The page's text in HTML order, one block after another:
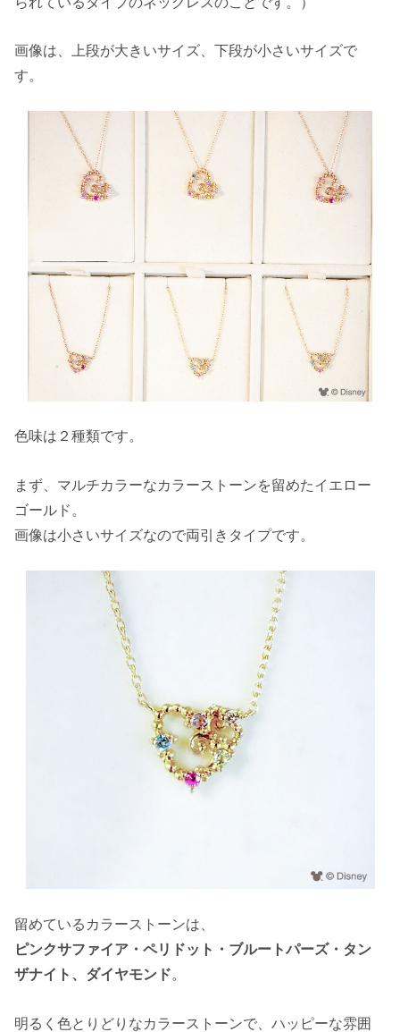
画像は、上段が大きいサイズ、下段が小さいサイズで
す。
色味は２種類です。
まず、マルチカラーなカラーストーンを留めたイエロー
ゴールド。
画像は小さいサイズなので両引きタイプです。
留めているカラーストーンは、
ピンクサファイア・ペリドット・ブルートパーズ・タン
ザナイト、ダイヤモンド。
明るく色とりどりなカラーストーンで、ハッピーな雰囲